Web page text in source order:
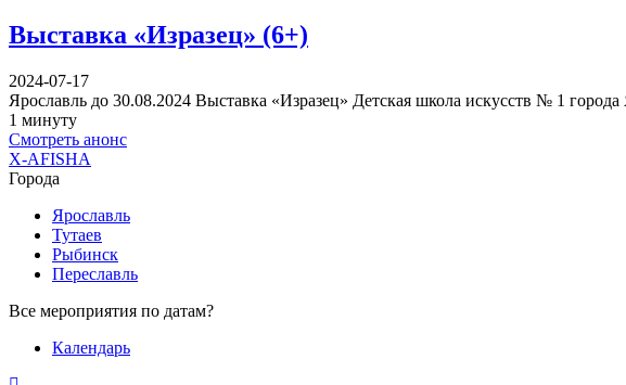
Выставка «Изразец» (6+)
2024-07-17
Ярославль до 30.08.2024 Выставка «Изразец» Детская школа искусств № 1
1 минуту
Смотреть анонс
X-AFISHA
Города
Ярославль
Тутаев
Рыбинск
Переславль
Все мероприятия по датам?
Календарь